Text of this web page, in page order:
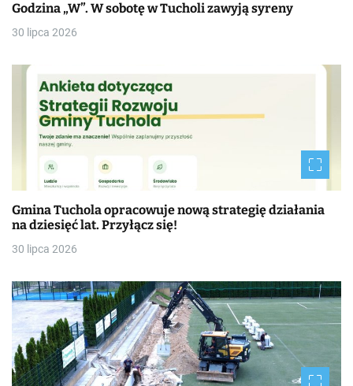
Godzina „W”. W sobotę w Tucholi zawyją syreny
30 lipca 2026
Gmina Tuchola opracowuje nową strategię działania
na dziesięć lat. Przyłącz się!
30 lipca 2026